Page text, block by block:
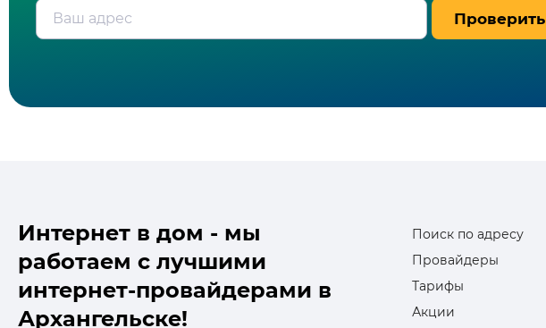
Ваш адрес Проверить
Интернет в дом - мы
работаем с лучшими
интернет-провайдерами в
Архангельске!
Поиск по адресу
Провайдеры
Тарифы
Акции